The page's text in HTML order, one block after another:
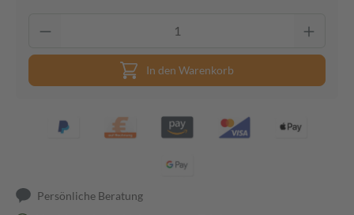
In den Warenkorb
Persönliche Beratung